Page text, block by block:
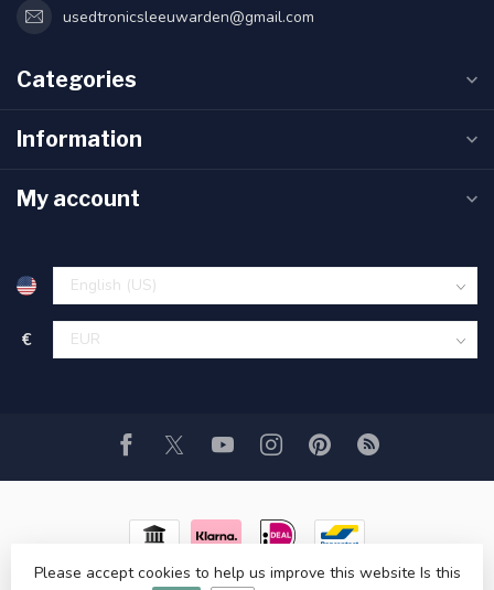
usedtronicsleeuwarden@gmail.com
Categories
Information
My account
€
© Copyright 2026 Usedtronics- Powered by Lightspeed- Theme
Please accept cookies to help us improve this website Is this